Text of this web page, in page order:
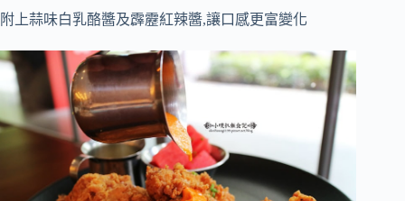
附上蒜味白乳酪醬及霹靂紅辣醬,讓口感更富變化